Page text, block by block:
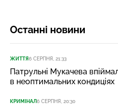
Останні новини
ЖИТТЯ6 СЕРПНЯ, 21:33
Патрульні Мукачева
в неоптимальних кондиціях
КРИМІНАЛ6 СЕРПНЯ, 20:30